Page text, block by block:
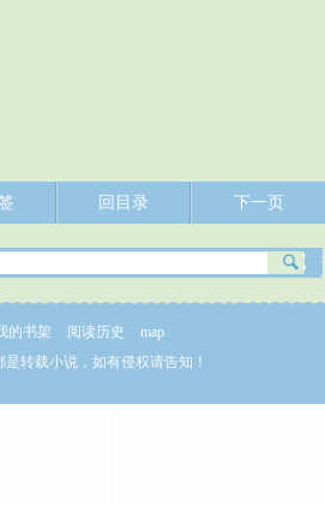
回目录 下一页
的书架 阅读历史
map
转载小说，如有侵权请告知！